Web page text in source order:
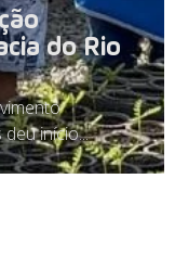
do Rio
início...